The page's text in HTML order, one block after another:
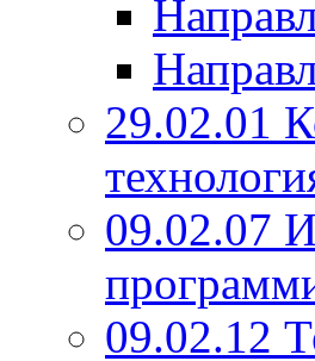
29.02.01
09.02.07
09.02.12